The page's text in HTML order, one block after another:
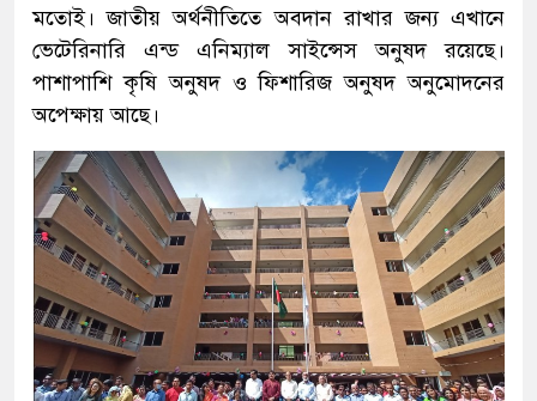
মতোই। জাতীয় অর্থনীতিতে অবদান রাখার জন্য এখানে
ভেটেরিনারি এন্ড এনিম্যাল সাইন্সেস অনুষদ রয়েছে।
পাশাপাশি কৃষি অনুষদ ও ফিশারিজ অনুষদ অনুমোদনের
অপেক্ষায় আছে।